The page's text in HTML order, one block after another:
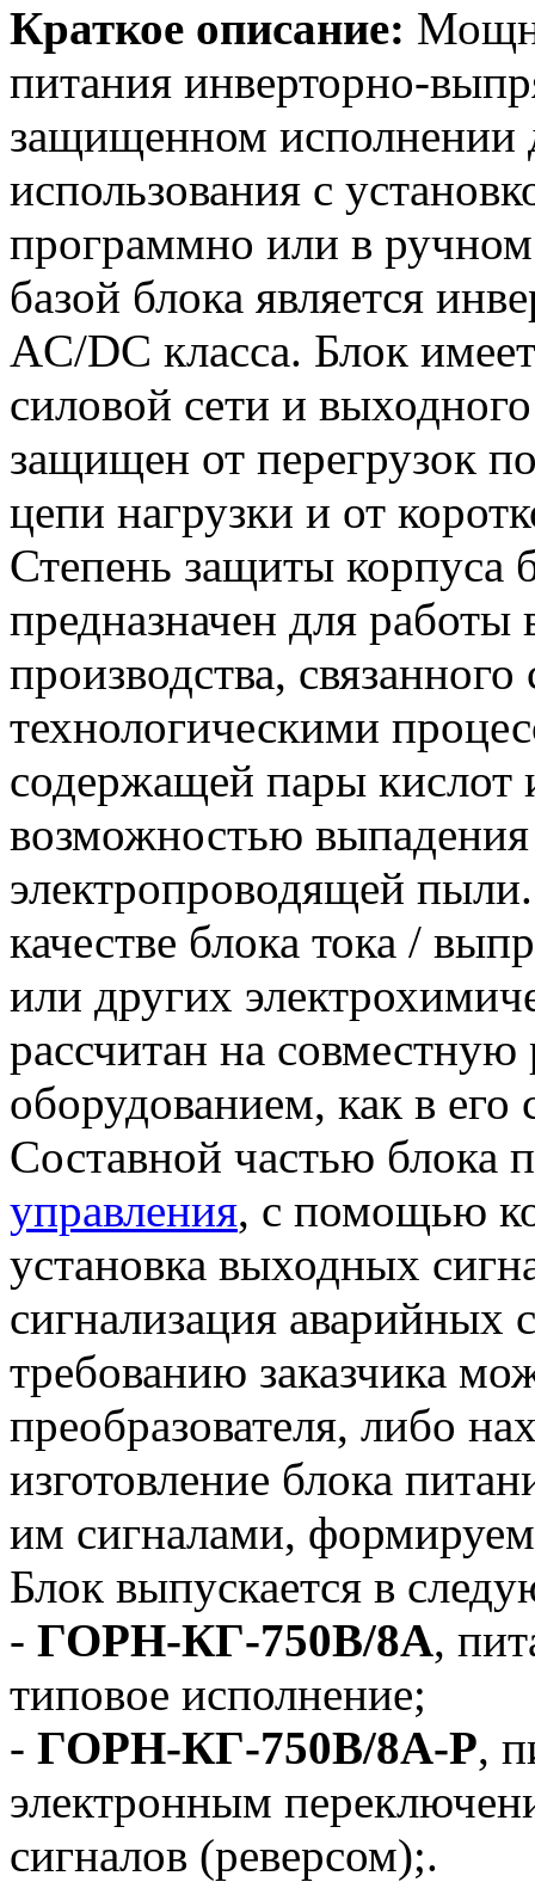
Краткое описание:
питания инверторно-
защищенном
использования с
программно или в
базой блока является
AC/DC класса. Блок
силовой сети и
защищен от перегрузок
цепи нагрузки и от
Степень защиты корпуса
предназначен для
производства,
технологическими
содержащей пары кислот
возможностью
электропроводящей
качестве блока тока /
или других
рассчитан на
оборудованием, как в его
Составной частью блока
управления, с помощью
установка выходных
сигнализация аварийных
требованию заказчика
преобразователя, либо
изготовление блока
им сигналами,
Блок выпускается в
- ГОРН-КГ-750В/8А,
типовое исполнение;
- ГОРН-КГ-750В/8А-Р,
электронным
сигналов (реверсом);.